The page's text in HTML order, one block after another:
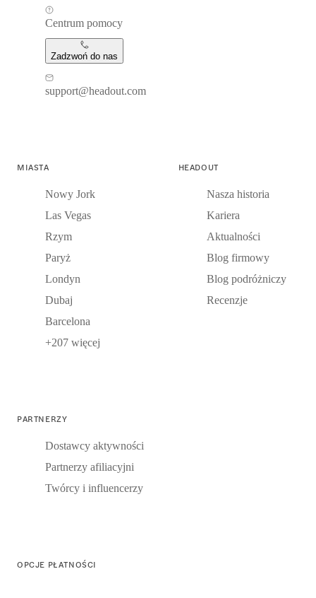
Centrum pomocy
Zadzwoń do nas
support@headout.com
MIASTA
Nowy Jork
Las Vegas
Rzym
Paryż
Londyn
Dubaj
Barcelona
+207 więcej
HEADOUT
Nasza historia
Kariera
Aktualności
Blog firmowy
Blog podróżniczy
Recenzje
PARTNERZY
Dostawcy aktywności
Partnerzy afiliacyjni
Twórcy i influencerzy
OPCJE PŁATNOŚCI